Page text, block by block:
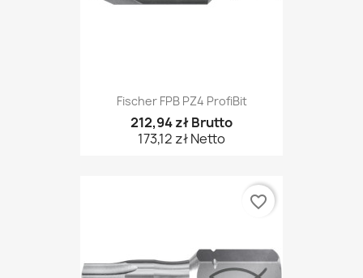
Fischer FPB PZ4 ProfiBit
212,94 zł Brutto
173,12 zł Netto
favorite_border